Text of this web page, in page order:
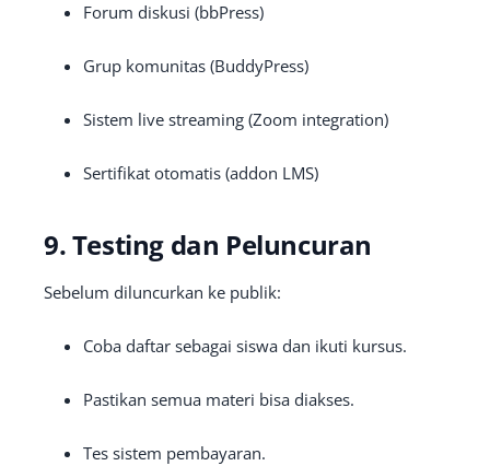
Forum diskusi (bbPress)
Grup komunitas (BuddyPress)
Sistem live streaming (Zoom integration)
Sertifikat otomatis (addon LMS)
9. Testing dan Peluncuran
Sebelum diluncurkan ke publik:
Coba daftar sebagai siswa dan ikuti kursus.
Pastikan semua materi bisa diakses.
Tes sistem pembayaran.